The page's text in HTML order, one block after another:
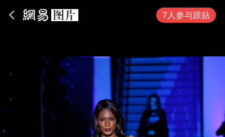
7人参与跟贴